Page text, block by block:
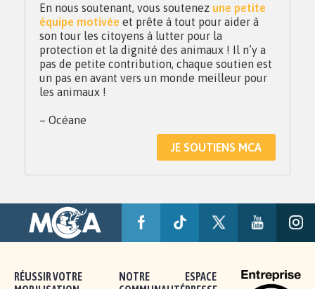
En nous soutenant, vous soutenez une petite
équipe motivée et prête à tout pour aider à
son tour les citoyens à lutter pour la
protection et la dignité des animaux ! Il n’y a
pas de petite contribution, chaque soutien est
un pas en avant vers un monde meilleur pour
les animaux !
– Océane
JE SOUTIENS MCA
RÉUSSIR VOTRE
NOTRE
ESPACE